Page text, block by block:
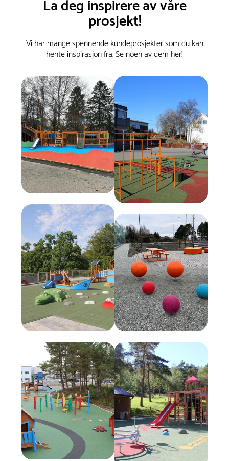
La deg inspirere av våre
prosjekt!
Vi har mange spennende kundeprosjekter som du kan
hente inspirasjon fra. Se noen av dem her!